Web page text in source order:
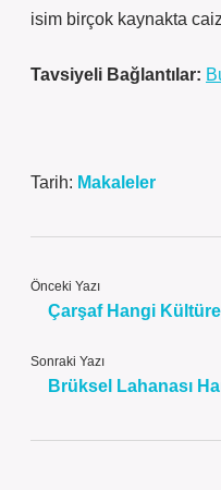
isim birçok kaynakta
Tavsiyeli Bağlantılar:
Tarih: Makaleler
Önceki Yazı
Çarşaf Hangi
Sonraki Yazı
Brüksel Lahanası